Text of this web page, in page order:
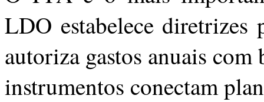
LDO estabelece
autoriza gastos anuais com
instrumentos conectam